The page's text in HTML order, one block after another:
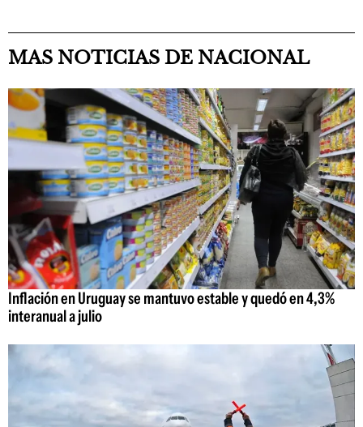
MAS NOTICIAS DE NACIONAL
Inflación en Uruguay se mantuvo estable y quedó en 4,3%
interanual a julio